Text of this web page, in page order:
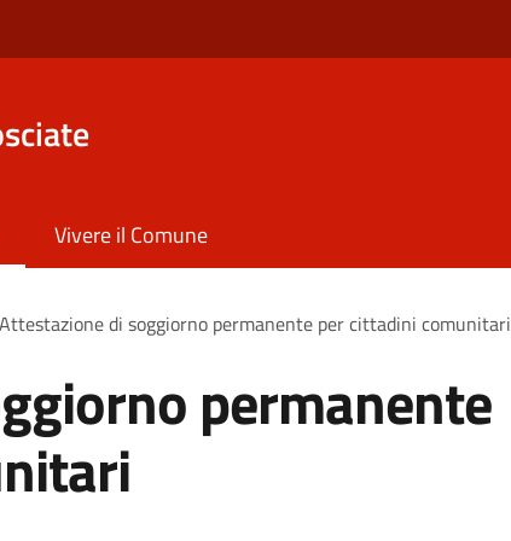
Vivere il Comune
Attestazione di soggiorno permanente per cittadini comunitari
permanente